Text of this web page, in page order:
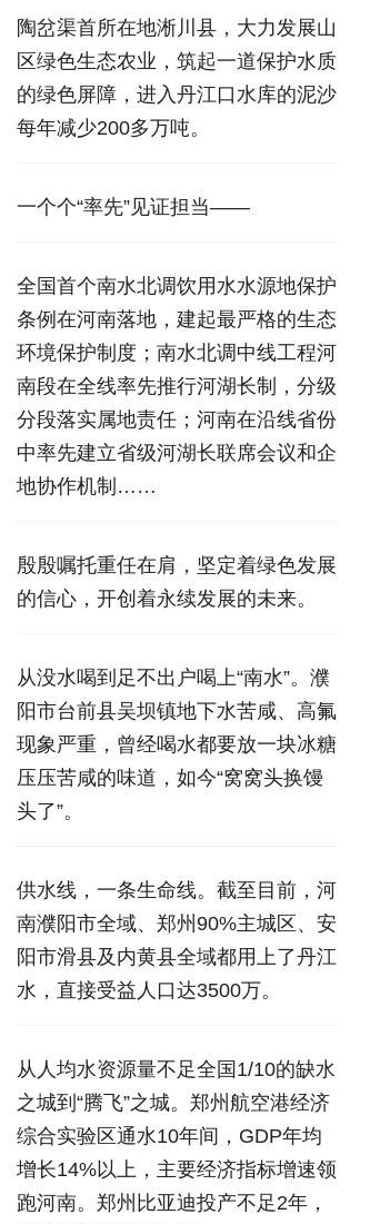
陶岔渠首所在地淅川县，大力发展山
区绿色生态农业，筑起一道保护水质
的绿色屏障，进入丹江口水库的泥沙
每年减少200多万吨。
一个个“率先”见证担当——
全国首个南水北调饮用水水源地保护
条例在河南落地，建起最严格的生态
环境保护制度；南水北调中线工程河
南段在全线率先推行河湖长制，分级
分段落实属地责任；河南在沿线省份
中率先建立省级河湖长联席会议和企
地协作机制……
殷殷嘱托重任在肩，坚定着绿色发展
的信心，开创着永续发展的未来。
从没水喝到足不出户喝上“南水”。濮
阳市台前县吴坝镇地下水苦咸、高氟
现象严重，曾经喝水都要放一块冰糖
压压苦咸的味道，如今“窝窝头换馒
头了”。
供水线，一条生命线。截至目前，河
南濮阳市全域、郑州90%主城区、安
阳市滑县及内黄县全域都用上了丹江
水，直接受益人口达3500万。
从人均水资源量不足全国1/10的缺水
之城到“腾飞”之城。郑州航空港经济
综合实验区通水10年间，GDP年均
增长14%以上，主要经济指标增速领
跑河南。郑州比亚迪投产不足2年，